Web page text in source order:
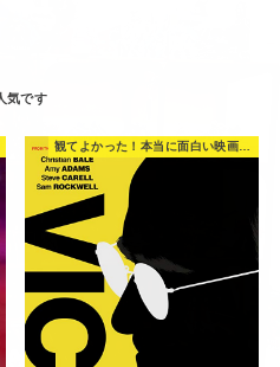
観てよかった！本当に面白い映画 560選